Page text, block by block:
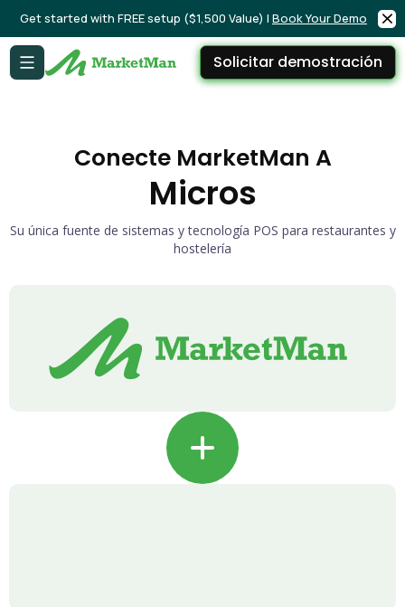
Get started with FREE setup ($1,500 Value) | Book Your Demo
Solicitar demostración
Conecte MarketMan A
Micros
Su única fuente de sistemas y tecnología POS para restaurantes y
hostelería
+